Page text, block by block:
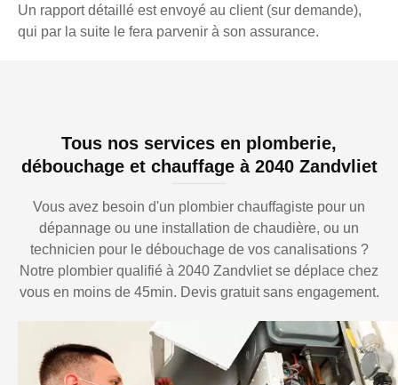
Un rapport détaillé est envoyé au client (sur demande),
qui par la suite le fera parvenir à son assurance.
Tous nos services en plomberie,
débouchage et chauffage à 2040 Zandvliet
Vous avez besoin d'un plombier chauffagiste pour un
dépannage ou une installation de chaudière, ou un
technicien pour le débouchage de vos canalisations ?
Notre plombier qualifié à 2040 Zandvliet se déplace chez
vous en moins de 45min. Devis gratuit sans engagement.